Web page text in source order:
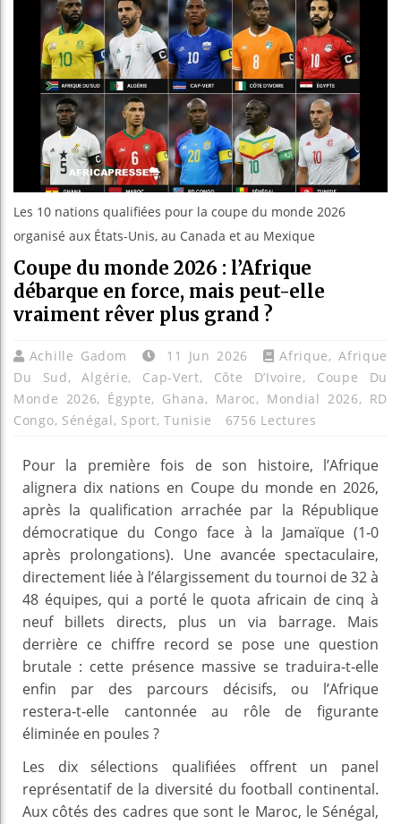
Bénin :
Aliko
Les 10 nations qualifiées pour la coupe du monde 2026
organisé aux États-Unis, au Canada et au Mexique
Coupe du monde 2026 : l’Afrique
débarque en force, mais peut-elle
vraiment rêver plus grand ?
Achille Gadom 11 Jun 2026 Afrique,Afrique
Du Sud,Algérie, Cap-Vert, Côte D’Ivoire, Coupe Du
Monde 2026, Égypte, Ghana, Maroc, Mondial 2026, RD
Congo, Sénégal, Sport,Tunisie 6756 Lectures
Pour la première fois de son histoire, l’Afrique
alignera dix nations en Coupe du monde en 2026,
après la qualification arrachée par la République
démocratique du Congo face à la Jamaïque (1‑0
après prolongations). Une avancée spectaculaire,
directement liée à l’élargissement du tournoi de 32 à
48 équipes, qui a porté le quota africain de cinq à
neuf billets directs, plus un via barrage. Mais
derrière ce chiffre record se pose une question
brutale : cette présence massive se traduira‑t‑elle
enfin par des parcours décisifs, ou l’Afrique
restera‑t‑elle cantonnée au rôle de figurante
éliminée en poules ?
Les dix sélections qualifiées offrent un panel
représentatif de la diversité du football continental.
Aux côtés des cadres que sont le Maroc, le Sénégal,